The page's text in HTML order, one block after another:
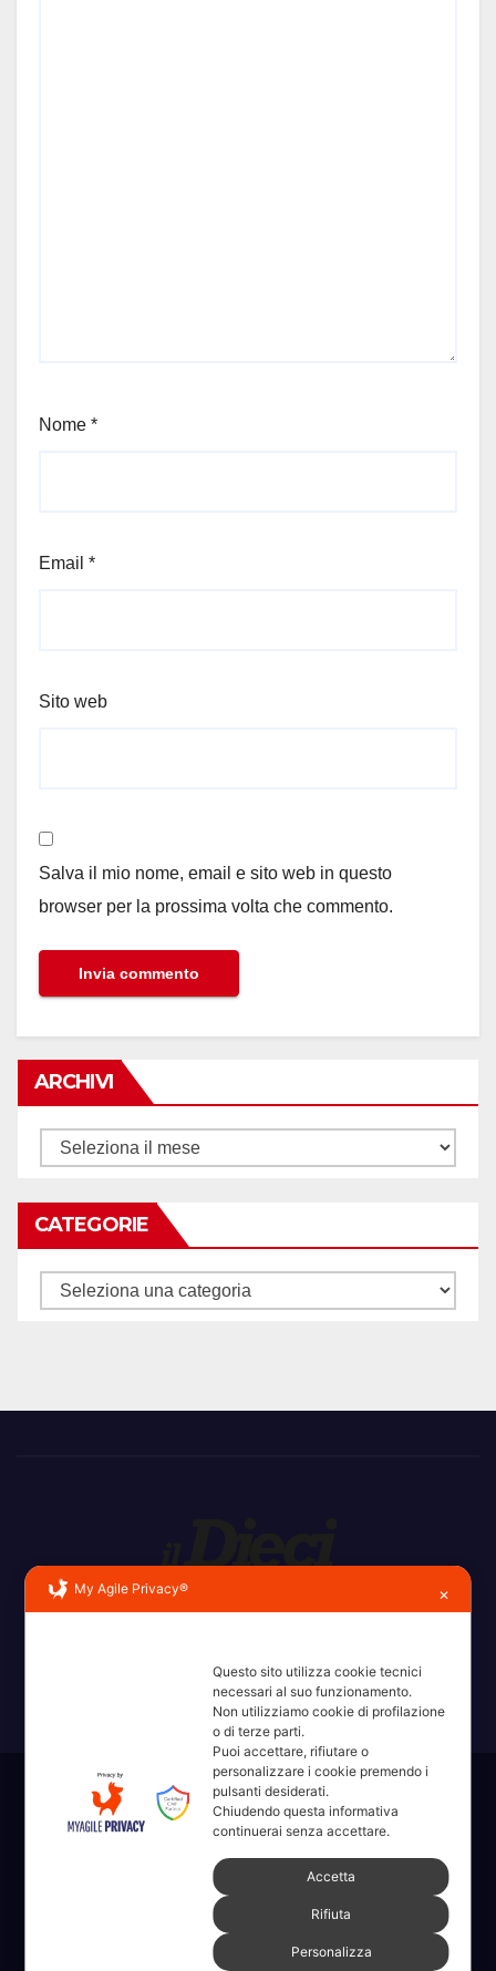
Nome *
Email *
Sito web
Salva il mio nome, email e sito web in questo
browser per la prossima volta che commento.
ARCHIVI
Archivi
CATEGORIE
Categorie
Erba, Brianza, Lario: raccontate con la serietà di chi non
Sviluppato con orgoglio da WordPress|Tema: News Way di
Themeansar .
Amministrative 2022 sdc Categorie Chi Siamo
Erba 2022
My Agile Privacy® ✕
Questo sito utilizza cookie tecnici
necessari al suo funzionamento.
Non utilizziamo cookie di profilazione
o di terze parti.
Puoi accettare, rifiutare o
personalizzare i cookie premendo i
pulsanti desiderati.
Chiudendo questa informativa
continuerai senza accettare.
Accetta
Rifiuta
Personalizza